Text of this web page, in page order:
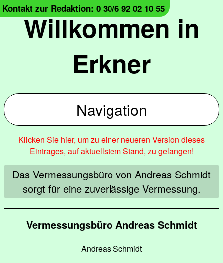
Willkommen in
Erkner
Kontakt zur Redaktion: 0 30/6 92 02 10 55
Navigation
Klicken Sie hier, um zu einer neueren Version dieses
Eintrages, auf aktuellstem Stand, zu gelangen!
Das Vermessungsbüro von Andreas Schmidt
sorgt für eine zuverlässige Vermessung.
Vermessungsbüro Andreas Schmidt
Andreas Schmidt